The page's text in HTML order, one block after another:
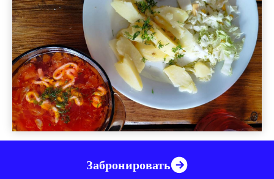
Забронировать